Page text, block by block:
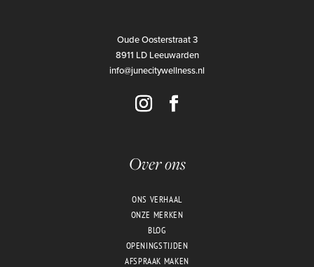
Oude Oosterstraat 3
8911 LD Leeuwarden
info@junecitywellness.nl
Over ons
ONS VERHAAL
ONZE MERKEN
BLOG
OPENINGSTIJDEN
AFSPRAAK MAKEN